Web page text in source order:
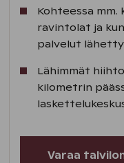
Kohteessa mm.
ravintolat ja
palvelut
Lähimmät
kilometrin
Varaa